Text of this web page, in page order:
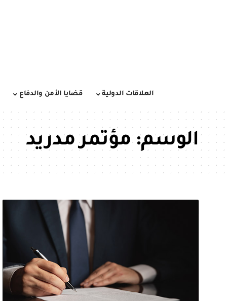
العلاقات الدولية قضايا الأمن والدفاع
الوسم:مؤتمر مدريد